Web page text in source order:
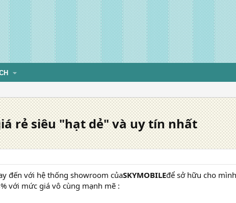
rẻ siêu "hạt dẻ" và uy tín nhất
đến với hệ thống showroom củaSKYMOBILEđể sở hữu cho
với mức giá vô cùng mạnh mẽ :